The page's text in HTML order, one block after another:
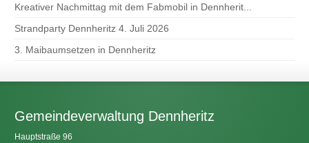
Kreativer Nachmittag mit dem Fabmobil in Dennherit...
Strandparty Dennheritz 4. Juli 2026
3. Maibaumsetzen in Dennheritz
Gemeindeverwaltung Dennheritz
Hauptstraße 96